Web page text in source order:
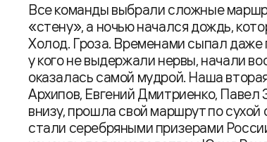
Все команды выбрали сложные
«стену», а ночью начался дождь,
Холод. Гроза. Временами сыпал даже
у кого не выдержали нервы, начали
оказалась самой мудрой. Наша
Архипов, Евгений Дмитриенко, Павел
внизу, прошла свой маршрут по сухой
стали серебряными призерами